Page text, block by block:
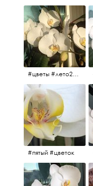
#цветы #лето2017 #седьмойнаподходе #шестой #всегодевять
#пятый #цветок